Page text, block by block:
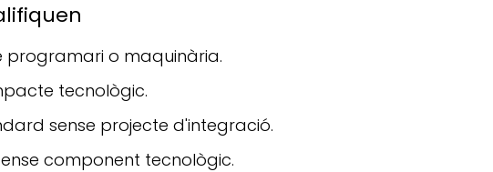
programari o maquinària.
tecnològic.
sense projecte d'integració.
component tecnològic.